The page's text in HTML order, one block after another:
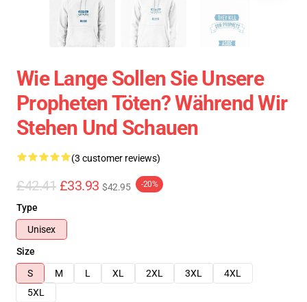
Wie Lange Sollen Sie Unsere
Propheten Töten? Während Wir
Stehen Und Schauen
(3 customer reviews)
£42.41 £33.93 $42.95 -20%
Type
Unisex
Size
S
M L XL 2XL 3XL
4XL
5XL